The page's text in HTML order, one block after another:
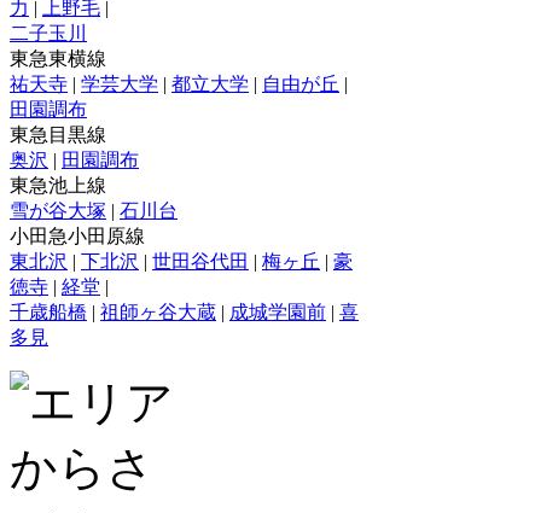
力 | 上野毛 |
二子玉川
東急東横線
祐天寺 | 学芸大学 | 都立大学 | 自由が丘 |
田園調布
東急目黒線
奥沢 | 田園調布
東急池上線
雪が谷大塚 | 石川台
小田急小田原線
東北沢 | 下北沢 | 世田谷代田 | 梅ヶ丘 | 豪
徳寺 | 経堂 |
千歳船橋 | 祖師ヶ谷大蔵 | 成城学園前 | 喜
多見